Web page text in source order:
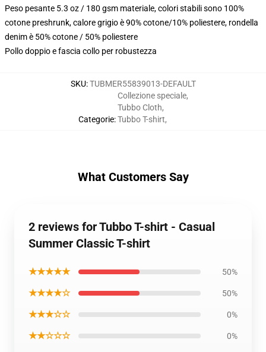
Peso pesante 5.3 oz / 180 gsm materiale, colori stabili sono 100%
cotone preshrunk, calore grigio è 90% cotone/10% poliestere, rondella
denim è 50% cotone / 50% poliestere
Pollo doppio e fascia collo per robustezza
SKU:TUBMER55839013-DEFAULT
Categorie:
Collezione speciale,
Tubbo Cloth,
Tubbo T-shirt,
What Customers Say
2 reviews for Tubbo T-shirt - Casual
Summer Classic T-shirt
★★★★★ 50%
★★★★☆ 50%
★★★☆☆ 0%
★★☆☆☆ 0%